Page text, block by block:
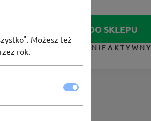
IDŹ DO SKLEPU
KUPON NIEAKTYWNY
Możesz też
rok.